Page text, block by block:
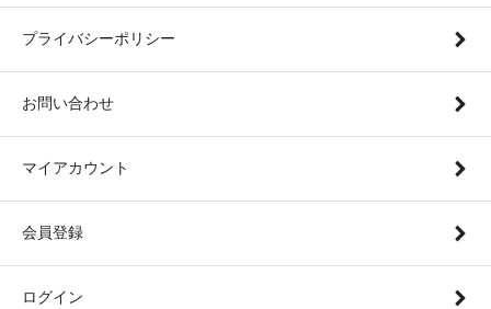
プライバシーポリシー
お問い合わせ
マイアカウント
会員登録
ログイン